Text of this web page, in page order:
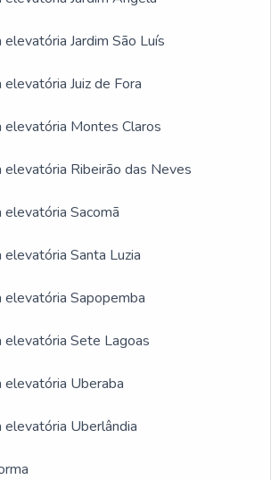
Jardim São Luís
Juiz de Fora
Montes Claros
Ribeirão das Neves
Sacomã
Santa Luzia
Sapopemba
Sete Lagoas
Uberaba
Uberlândia